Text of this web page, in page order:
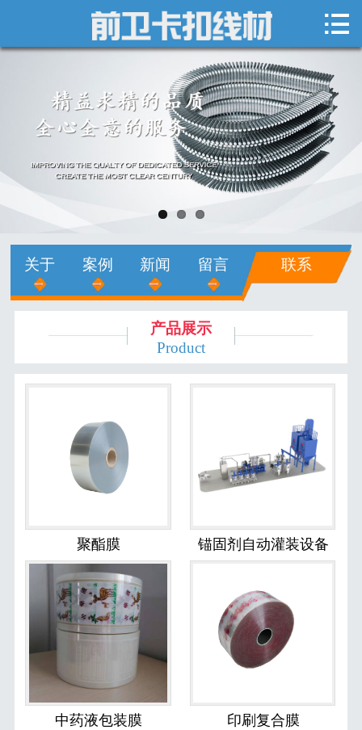
 网站首页
关于我们
新闻中心
产品展示
销售网络
在线留言
联系我们

关于 案例 新闻 留言 联系
产品展示
Product
聚酯膜 锚固剂自动灌装设备
中药液包装膜 印刷复合膜